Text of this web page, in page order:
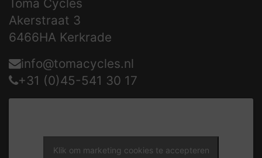
Toma Cycles
Akerstraat 3
6466HA Kerkrade
info@tomacycles.nl
+31 (0)45-541 30 17
Klik om marketing cookies te accepteren